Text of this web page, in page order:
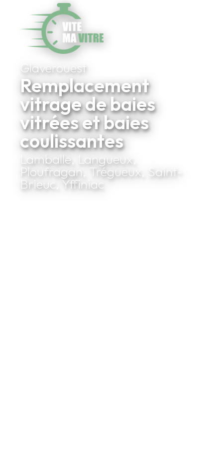
Glaverouest
Remplacement
vitrage de baies
vitrées et baies
coulissantes
Lamballe, Langueux,
Ploufragan, Trégueux, Saint-
Brieuc, Yffiniac